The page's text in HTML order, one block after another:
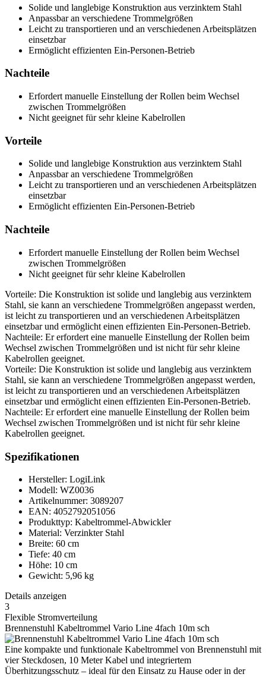
Solide und langlebige Konstruktion aus verzinktem Stahl
Anpassbar an verschiedene Trommelgrößen
Leicht zu transportieren und an verschiedenen Arbeitsplätzen
einsetzbar
Ermöglicht effizienten Ein-Personen-Betrieb
Nachteile
Erfordert manuelle Einstellung der Rollen beim Wechsel
zwischen Trommelgrößen
Nicht geeignet für sehr kleine Kabelrollen
Vorteile
Solide und langlebige Konstruktion aus verzinktem Stahl
Anpassbar an verschiedene Trommelgrößen
Leicht zu transportieren und an verschiedenen Arbeitsplätzen
einsetzbar
Ermöglicht effizienten Ein-Personen-Betrieb
Nachteile
Erfordert manuelle Einstellung der Rollen beim Wechsel
zwischen Trommelgrößen
Nicht geeignet für sehr kleine Kabelrollen
Vorteile: Die Konstruktion ist solide und langlebig aus verzinktem
Stahl, sie kann an verschiedene Trommelgrößen angepasst werden,
ist leicht zu transportieren und an verschiedenen Arbeitsplätzen
einsetzbar und ermöglicht einen effizienten Ein-Personen-Betrieb.
Nachteile: Er erfordert eine manuelle Einstellung der Rollen beim
Wechsel zwischen Trommelgrößen und ist nicht für sehr kleine
Kabelrollen geeignet.
Vorteile: Die Konstruktion ist solide und langlebig aus verzinktem
Stahl, sie kann an verschiedene Trommelgrößen angepasst werden,
ist leicht zu transportieren und an verschiedenen Arbeitsplätzen
einsetzbar und ermöglicht einen effizienten Ein-Personen-Betrieb.
Nachteile: Er erfordert eine manuelle Einstellung der Rollen beim
Wechsel zwischen Trommelgrößen und ist nicht für sehr kleine
Kabelrollen geeignet.
Spezifikationen
Hersteller: LogiLink
Modell: WZ0036
Artikelnummer: 3089207
EAN: 4052792051056
Produkttyp: Kabeltrommel-Abwickler
Material: Verzinkter Stahl
Breite: 60 cm
Tiefe: 40 cm
Höhe: 10 cm
Gewicht: 5,96 kg
Details anzeigen
3
Flexible Stromverteilung
Brennenstuhl Kabeltrommel Vario Line 4fach 10m sch
Eine kompakte und funktionale Kabeltrommel von Brennenstuhl mit
vier Steckdosen, 10 Meter Kabel und integriertem
Überhitzungsschutz – ideal für den Einsatz zu Hause oder in der